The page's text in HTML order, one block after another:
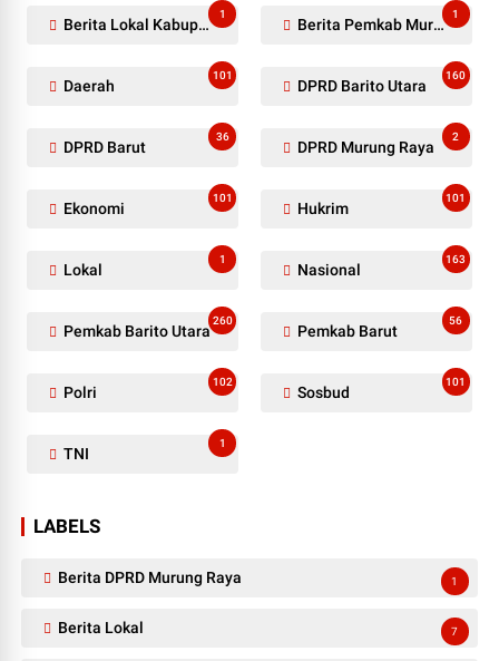
Berita Lokal Kabupaten Barito Utara
1
Berita Pemkab Murung Raya
1
Daerah
101
DPRD Barito Utara
160
DPRD Barut
36
DPRD Murung Raya
2
Ekonomi
101
Hukrim
101
Lokal
1
Nasional
163
Pemkab Barito Utara
260
Pemkab Barut
56
Polri
102
Sosbud
101
TNI
1
LABELS
Berita DPRD Murung Raya 1
Berita Lokal 7